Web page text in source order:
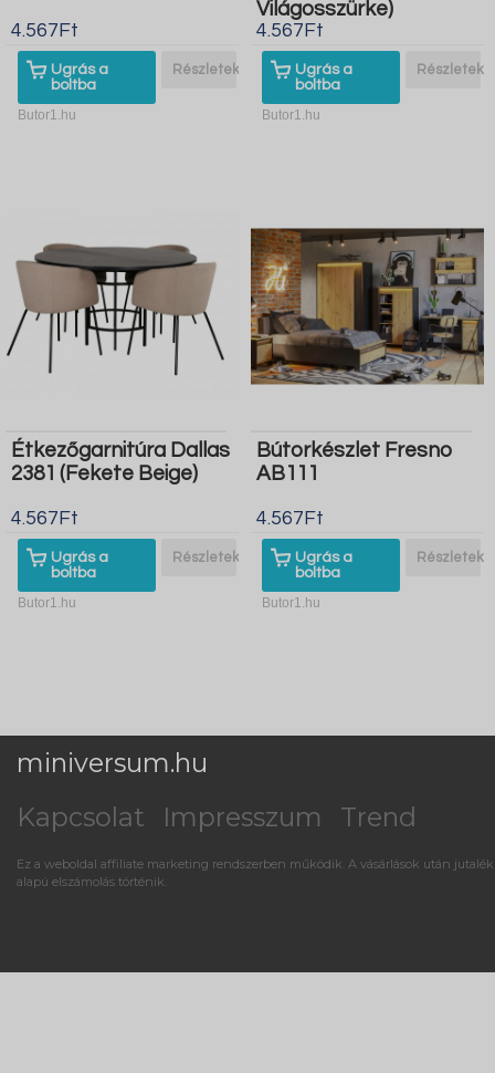
4.567Ft
Ugrás a
boltba
Részletek
Butor1.hu
Világosszürke)
4.567Ft
Ugrás a
boltba
Részletek
Butor1.hu
Étkezőgarnitúra Dallas
2381 (Fekete Beige)
4.567Ft
Ugrás a
boltba
Részletek
Butor1.hu
Bútorkészlet Fresno
AB111
4.567Ft
Ugrás a
boltba
Részletek
Butor1.hu
miniversum.hu
Kapcsolat
Impresszum Trend
Ez a weboldal affiliate marketing rendszerben működik. A vásárlások után jutalék
alapú elszámolás történik.